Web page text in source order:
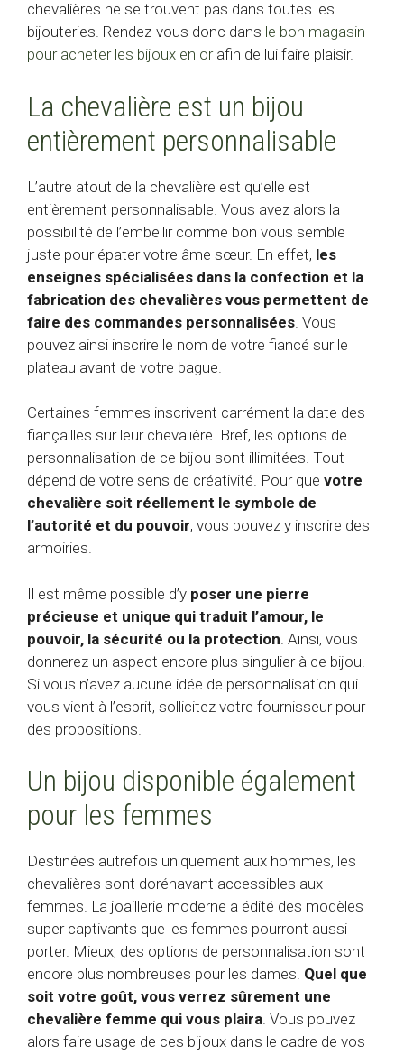
chevalières ne se trouvent pas dans toutes les
bijouteries. Rendez-vous donc dans le bon magasin
pour acheter les bijoux en orafin de lui faire plaisir.
La chevalière est un bijou
entièrement personnalisable
L’autre atout de la chevalière est qu’elle est
entièrement personnalisable. Vous avez alors la
possibilité de l’embellir comme bon vous semble
juste pour épater votre âme sœur. En effet, les
enseignes spécialisées dans la confection et la
fabrication des chevalières vous permettent de
faire des commandes personnalisées . Vous
pouvez ainsi inscrire le nom de votre fiancé sur le
plateau avant de votre bague.
Certaines femmes inscrivent carrément la date des
fiançailles sur leur chevalière. Bref, les options de
personnalisation de ce bijou sont illimitées. Tout
dépend de votre sens de créativité. Pour que votre
chevalière soit réellement le symbole de
l’autorité et du pouvoir, vous pouvez y inscrire des
armoiries.
Il est même possible d’y poser une pierre
précieuse et unique qui traduit l’amour, le
pouvoir, la sécurité ou la protection . Ainsi, vous
donnerez un aspect encore plus singulier à ce bijou.
Si vous n’avez aucune idée de personnalisation qui
vous vient à l’esprit, sollicitez votre fournisseur pour
des propositions.
Un bijou disponible également
pour les femmes
Destinées autrefois uniquement aux hommes, les
chevalières sont dorénavant accessibles aux
femmes. La joaillerie moderne a édité des modèles
super captivants que les femmes pourront aussi
porter. Mieux, des options de personnalisation sont
encore plus nombreuses pour les dames. Quel que
soit votre goût, vous verrez sûrement une
chevalière femme qui vous plaira. Vous pouvez
alors faire usage de ces bijoux dans le cadre de vos